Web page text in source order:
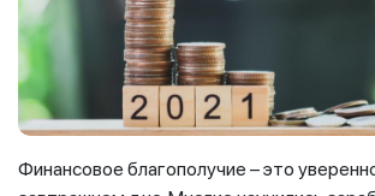
Финансовое благополучие – это